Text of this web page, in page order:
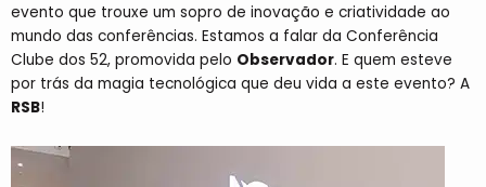
evento que trouxe um sopro de inovação e criatividade ao
mundo das conferências. Estamos a falar da Conferência
Clube dos 52, promovida pelo Observador. E quem esteve
por trás da magia tecnológica que deu vida a este evento? A
RSB!